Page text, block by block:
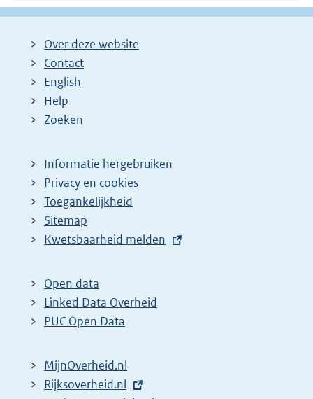
Over deze website
Contact
English
Help
Zoeken
Informatie hergebruiken
Privacy en cookies
Toegankelijkheid
Sitemap
E
t
e
r
l
i
Kwetsbaarheid melden
Open data
Linked Data Overheid
PUC Open Data
MijnOverheid.nl
E
Rijksoverheid.nl